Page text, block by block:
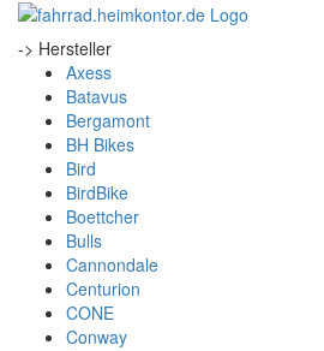
-> Hersteller
Axess
Batavus
Bergamont
BH Bikes
Bird
BirdBike
Boettcher
Bulls
Cannondale
Centurion
CONE
Conway